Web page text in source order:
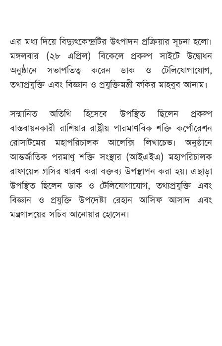
এর মধ্য দিয়ে বিদ্যুৎকেন্দ্রটির উৎপাদন প্রক্রিয়ার সূচনা হলো।
মঙ্গলবার (২৮ এপ্রিল) বিকেলে প্রকল্প সাইটে উদ্বোধন
অনুষ্ঠানে সভাপতিত্ব করেন ডাক ও টেলিযোগাযোগ,
তথ্যপ্রযুক্তি এবং বিজ্ঞান ও প্রযুক্তিমন্ত্রী ফকির মাহবুব আনাম।
সম্মানিত অতিথি হিসেবে উপস্থিত ছিলেন প্রকল্প
বাস্তবায়নকারী রাশিয়ার রাষ্ট্রীয় পারমাণবিক শক্তি কর্পোরেশন
রোসাটমের মহাপরিচালক আলেক্সি লিখাচেভ। অনুষ্ঠানে
আন্তর্জাতিক পরমাণু শক্তি সংস্থার (আইএইএ) মহাপরিচালক
রাফায়েল গ্রসির ধারণ করা বক্তব্য উপস্থাপন করা হয়। এছাড়া
উপস্থিত ছিলেন ডাক ও টেলিযোগাযোগ, তথ্যপ্রযুক্তি এবং
বিজ্ঞান ও প্রযুক্তি উপদেষ্টা রেহান আসিফ আসাদ এবং
মন্ত্রণালয়ের সচিব আনোয়ার হোসেন।